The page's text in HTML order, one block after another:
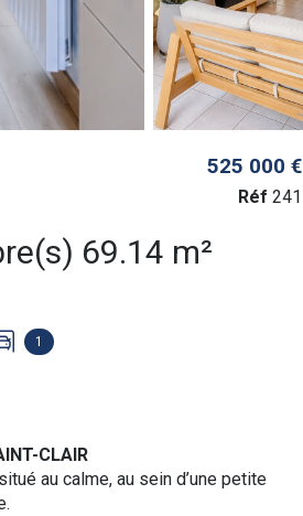
Appartement 4 pièce(s) 3 chambre(s) 69.14 m²
1
525 000 €
Réf 241
CLAIR
au calme, au sein d’une petite